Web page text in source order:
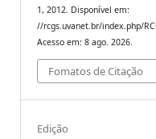
1, 2012. Disponível em:
//rcgs.uvanet.br/index.php/
Acesso em: 8 ago. 2026.
Fomatos de Citação
Edição